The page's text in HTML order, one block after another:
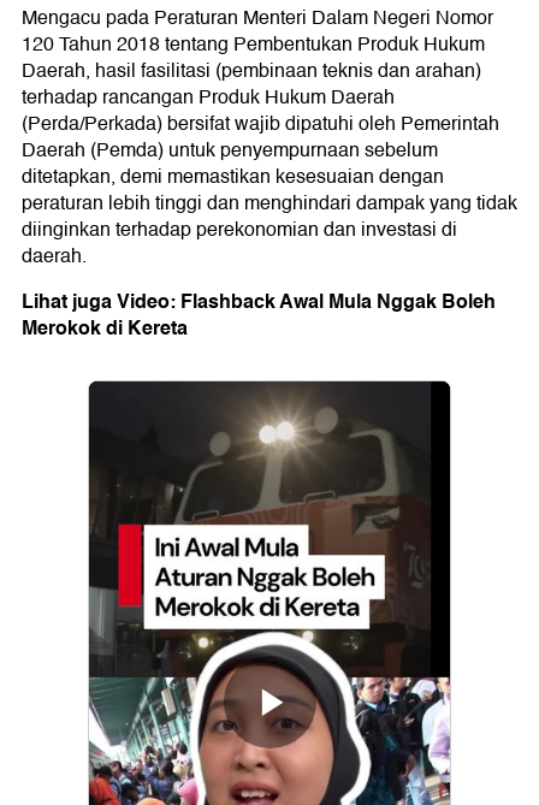
Mengacu pada Peraturan Menteri Dalam Negeri Nomor
120 Tahun 2018 tentang Pembentukan Produk Hukum
Daerah, hasil fasilitasi (pembinaan teknis dan arahan)
terhadap rancangan Produk Hukum Daerah
(Perda/Perkada) bersifat wajib dipatuhi oleh Pemerintah
Daerah (Pemda) untuk penyempurnaan sebelum
ditetapkan, demi memastikan kesesuaian dengan
peraturan lebih tinggi dan menghindari dampak yang tidak
diinginkan terhadap perekonomian dan investasi di
daerah.
Lihat juga Video: Flashback Awal Mula Nggak Boleh
Merokok di Kereta